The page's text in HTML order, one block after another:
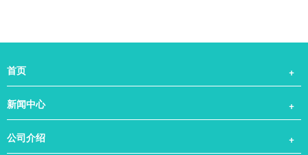
首页
发展历程
新闻中心
新闻列表
公司介绍